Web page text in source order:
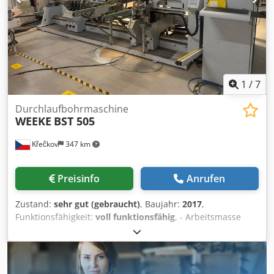
Bürstmaschine Max. Arbeitsbreite: 800 mm Max.
Bearbeitungsbreite: 800 mm Max. Bearbeitungslänge:
2.500 mm Bürstendurchmesser: 160 mm Rollenförderer
Max. Plattenbreite: 800 mm Max. Plattenlänge: 2.500 mm
Plattenvorschub: Motorisiertes Band
Vertikale WerkstückSpanner Spänenabtransportband
Gesamtanschlusswert (Kw) 35
1 /7
Křečkov 347 km
Durchlaufbohrmaschine
WEEKE BST 505
Preisinfo Anrufen
Zustand: sehr gut (gebraucht), Baujahr: 2017,
Funktionsfähigkeit: voll funktionsfähig, - Arbeitsmasse
max: 2500x1000x60mm - Motorenabstand: 160mm-576mm
- Supportsabstand min: 128mm Konfiguration: - 2x
Bohrsupport Horizontal, 1,5kW; 2x Bohrkopf je 21x Spindel
- 4x Bohrsupport Vertikal unten, 1,5kW; 8x Bohrkopf je 11x